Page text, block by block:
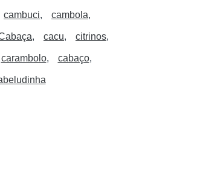
cambuci cambola
cacu citrinos
carambolo cabaço